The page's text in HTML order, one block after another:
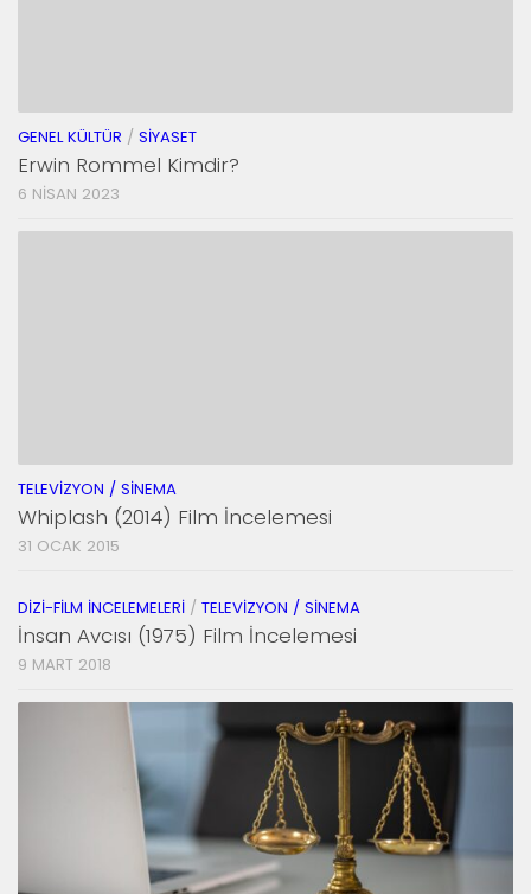
GENEL KÜLTÜR / SIYASET
Erwin Rommel Kimdir?
6 NISAN 2023
TELEVIZYON / SINEMA
Whiplash (2014) Film İncelemesi
31 OCAK 2015
DIZI-FILM İNCELEMELERI / TELEVIZYON / SINEMA
İnsan Avcısı (1975) Film İncelemesi
9 MART 2018